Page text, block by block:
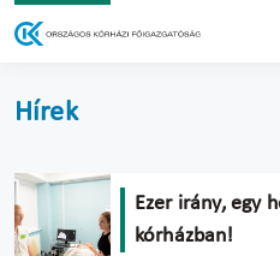
Hírek
Ezer irány, egy
kórházban!